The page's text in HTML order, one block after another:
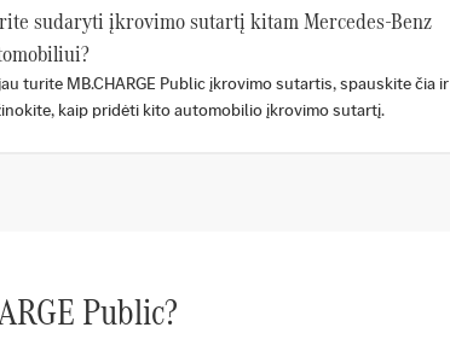
sudaryti įkrovimo sutartį kitam Mercedes-Benz
turite MB.CHARGE Public įkrovimo sutartis, spauskite čia ir
kaip pridėti kito automobilio įkrovimo sutartį.
Public?